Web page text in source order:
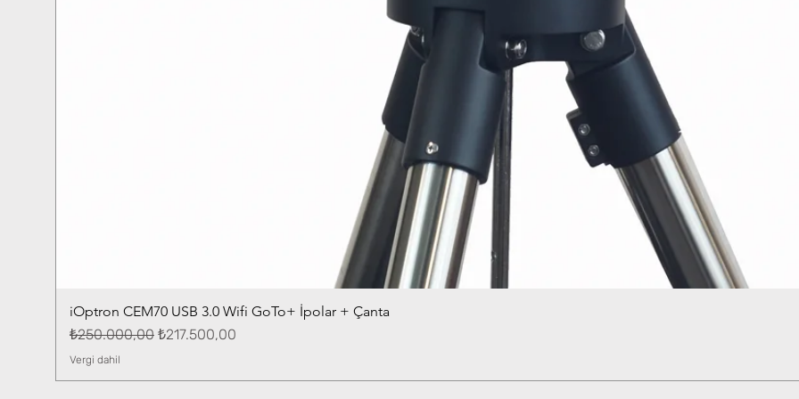
iOptron CEM70 USB 3.0 Wifi GoTo+ İpolar + Çanta
Normal Fiyat
₺250.000,00 İndirimli Fiyat
₺217.500,00
Vergi dahil